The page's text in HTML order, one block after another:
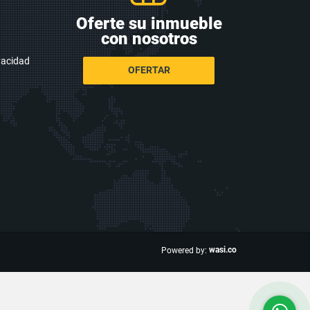
Oferte su inmueble
con nosotros
OFERTAR
Powered by: wasi.co